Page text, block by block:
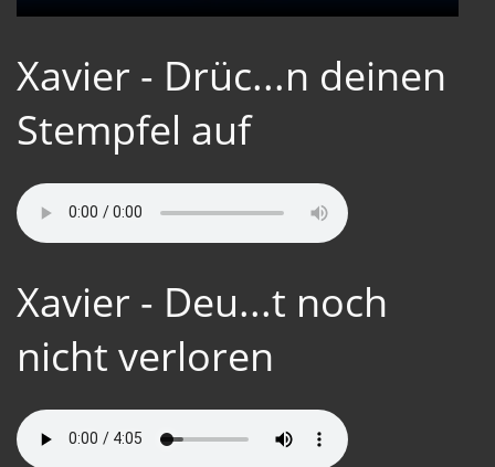
Xavier - Drüc...n deinen
Stempfel auf
Xavier - Deu...t noch
nicht verloren